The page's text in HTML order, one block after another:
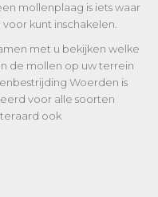
mollenplaag is iets waar
kunt inschakelen.
met u bekijken welke
de mollen op uw terrein
Woerden is
voor alle soorten
ook